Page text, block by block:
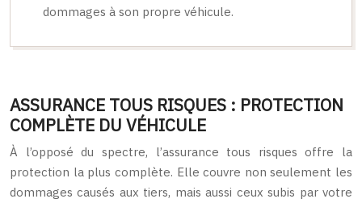
dommages à son propre véhicule.
ASSURANCE TOUS RISQUES : PROTECTION
COMPLÈTE DU VÉHICULE
À l’opposé du spectre, l’assurance tous risques offre la
protection la plus complète. Elle couvre non seulement les
dommages causés aux tiers, mais aussi ceux subis par votre